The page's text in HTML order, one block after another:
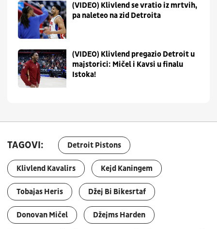
(VIDEO) Klivlend se vratio iz mrtvih,
pa naleteo na zid Detroita
(VIDEO) Klivlend pregazio Detroit u
majstorici: Mičel i Kavsi u finalu
Istoka!
TAGOVI: Detroit Pistons
Klivlend Kavalirs Kejd Kaningem
Tobajas Heris Džej Bi Bikesrtaf
Donovan Mičel Džejms Harden